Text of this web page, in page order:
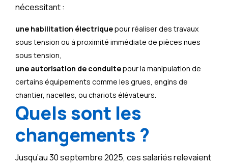
nécessitant :
une habilitation électriquepour réaliser des travaux
sous tension ou à proximité immédiate de pièces nues
sous tension,
une autorisation de conduitepour la manipulation de
certains équipements comme les grues, engins de
chantier, nacelles, ou chariots élévateurs.
Quels sont les
changements ?
Jusqu’au 30 septembre 2025, ces salariés relevaient